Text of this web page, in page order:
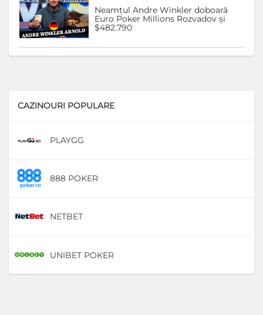
Neamțul Andre Winkler doboară
Euro Poker Millions Rozvadov și
$482.790
CAZINOURI POPULARE
PLAYGG
888 POKER
NETBET
UNIBET POKER